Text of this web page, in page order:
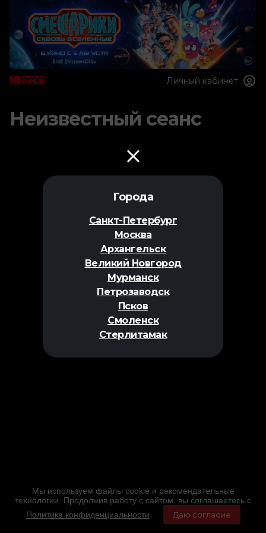
Города
Санкт-Петербург
Москва
Архангельск
Великий Новгород
Мурманск
Петрозаводск
Псков
Смоленск
Стерлитамак
Личный кабинет
Неизвестный сеанс
Мы используем файлы cookie и рекомендательные
технологии. Продолжив работу с сайтом, вы соглашаетесь с
Политика конфиденциальности
Даю согласие